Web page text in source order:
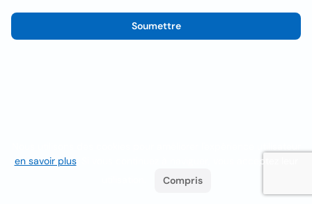
Soumettre
en savoir plus. Si vous continuez à naviguer, vous acceptez leur
Compris